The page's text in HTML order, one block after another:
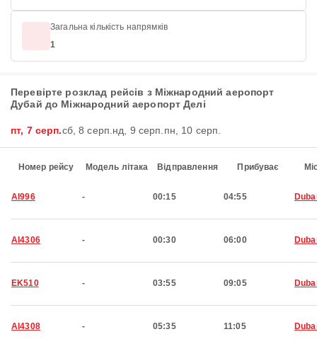
Загальна кількість напрямків
1
Перевірте розклад рейсів з Міжнародний аеропорт
Дубай до Міжнародний аеропорт Делі
пт, 7 серп.сб, 8 серп. нд, 9 серп. пн, 10 серп.
Номер рейсу Модель літака Відправлення Прибуває
AI996 - 00:15 04:55
AI4306 - 00:30 06:00
EK510 - 03:55 09:05
AI4308 - 05:35 11:05